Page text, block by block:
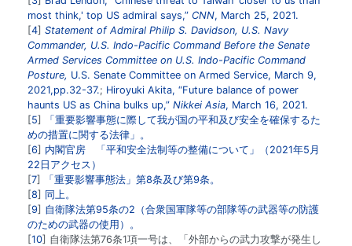
most think,' top US admiral says,” CNN, March 25, 2021.
4 Statement of Admiral Philip S. Davidson, U.S. Navy
Commander, U.S. Indo-Pacific Command Before the Senate
Armed Services Committee on U.S. Indo-Pacific Command
Posture, U.S. Senate Committee on Armed Service, March 9,
2021,pp.32-37.; Hiroyuki Akita, “Future balance of power
haunts US as China bulks up,” Nikkei Asia, March 16, 2021.
5
「重要影響事態に際して我が国の平和及び安全を確保するた
めの措置に関する法律」。
6
内閣官房 「平和安全法制等の整備について」（2021年5月
22日アクセス）
7
「重要影響事態法」第8条及び第9条。
8
同上。
9
自衛隊法第95条の2（合衆国軍隊等の部隊等の武器等の防護
のための武器の使用）。
10
自衛隊法第76条1項一号は、「外部からの武力攻撃が発生し